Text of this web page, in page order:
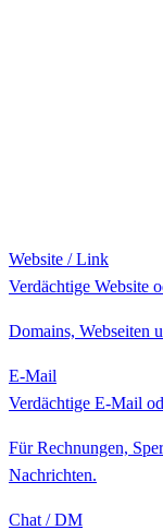
Website / Link
Verdächtige Website
Domains, Webseiten
E-Mail
Verdächtige E-Mail
Für Rechnungen,
Nachrichten.
Chat / DM